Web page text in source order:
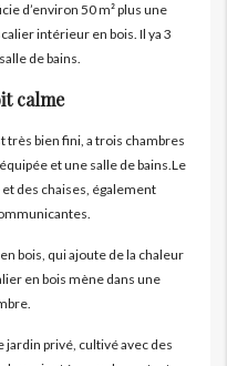
d’environ 50 m² plus une
intérieur en bois. Il ya 3
de bains.
calme
très bien fini, a trois chambres
et une salle de bains.Le
des chaises, également
bois, qui ajoute de la chaleur
en bois mène dans une
jardin privé, cultivé avec des